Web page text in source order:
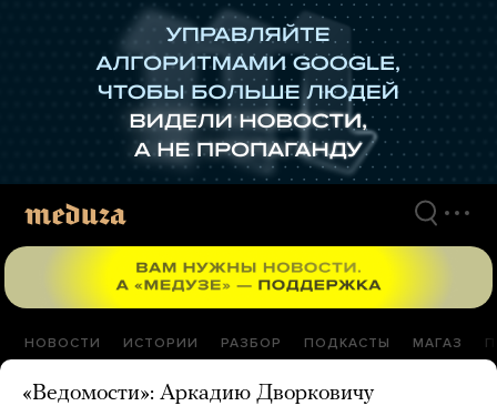
НОВОСТИ ИСТОРИИ РАЗБОР ПОДКАСТЫ МАГАЗ
«Ведомости»: Аркадию Дворковичу